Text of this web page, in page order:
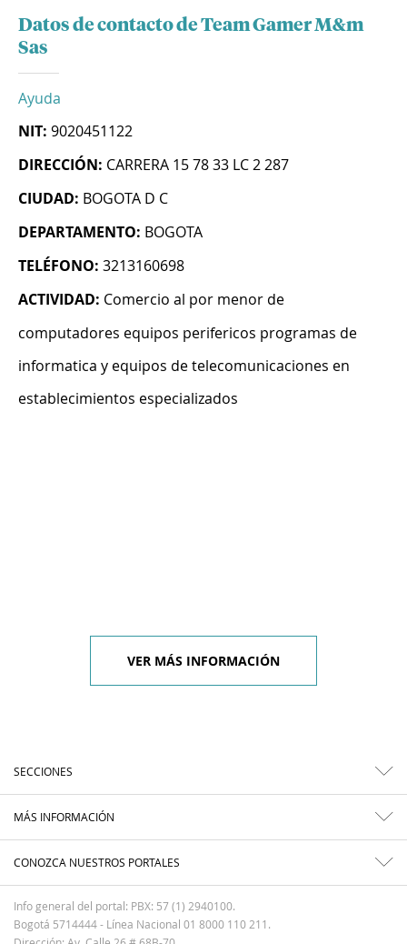
Datos de contacto de Team Gamer M&m
Sas
Ayuda
NIT: 9020451122
DIRECCIÓN: CARRERA 15 78 33 LC 2 287
CIUDAD: BOGOTA D C
DEPARTAMENTO: BOGOTA
TELÉFONO: 3213160698
ACTIVIDAD: Comercio al por menor de
computadores equipos perifericos programas de
informatica y equipos de telecomunicaciones en
establecimientos especializados
VER MÁS INFORMACIÓN
SECCIONES
MÁS INFORMACIÓN
CONOZCA NUESTROS PORTALES
Info general del portal: PBX: 57 (1) 2940100.
Bogotá 5714444 - Línea Nacional 01 8000 110 211.